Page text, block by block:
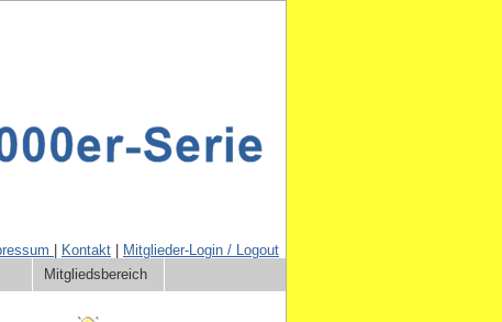
Kontakt
Mitglieder-Login / Logout
Mitgliedsbereich